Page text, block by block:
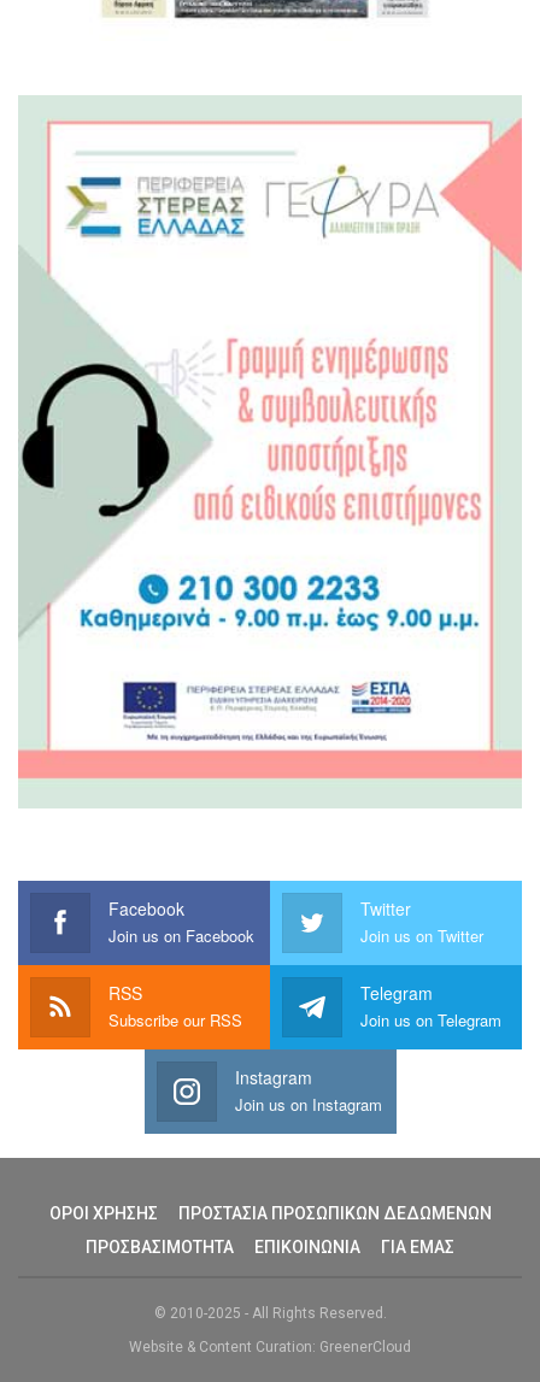
Facebook
Join us on Facebook
Twitter
Join us on Twitter
RSS
Subscribe our RSS
Telegram
Join us on Telegram
Instagram
Join us on Instagram
ΟΡΟΙ ΧΡΗΣΗΣ
ΠΡΟΣΤΑΣΙΑ ΠΡΟΣΩΠΙΚΩΝ ΔΕΔΩΜΕΝΩΝ
ΠΡΟΣΒΑΣΙΜΟΤΗΤΑ
ΕΠΙΚΟΙΝΩΝΙΑ ΓΙΑ ΕΜΑΣ
© 2010-2025 - All Rights Reserved.
Website & Content Curation: GreenerCloud